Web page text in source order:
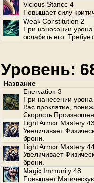
Vicious Stance 4
Повышает силу
Weak Constitution 2
При нанесении
ослабить его.
Уровень:
Название
Enervation 3
При нанесении
Вас проклятие,
Скорость
Light Armor Mastery 43
Увеличивает
брони.
Light Armor Mastery 44
Увеличивает
брони.
Magic Immunity 48
Повышает